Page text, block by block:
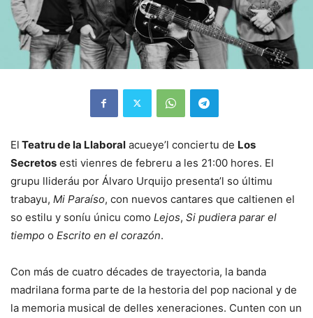
El Teatru de la Llaboral acueye’l conciertu de Los
Secretos esti vienres de febreru a les 21:00 hores. El
grupu llideráu por Álvaro Urquijo presenta’l so últimu
trabayu, Mi Paraíso, con nuevos cantares que caltienen el
so estilu y soníu únicu como Lejos, Si pudiera parar el
tiempo o Escrito en el corazón.
Con más de cuatro décades de trayectoria, la banda
madrilana forma parte de la hestoria del pop nacional y de
la memoria musical de delles xeneraciones. Cunten con un